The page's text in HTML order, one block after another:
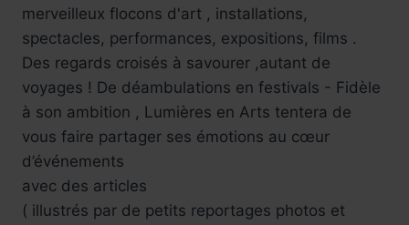
merveilleux flocons d'art , installations,
spectacles, performances, expositions, films .
Des regards croisés à savourer ,autant de
voyages ! De déambulations en festivals - Fidèle
à son ambition , Lumières en Arts tentera de
vous faire partager ses émotions au cœur
d’événements
avec des articles
( illustrés par de petits reportages photos et